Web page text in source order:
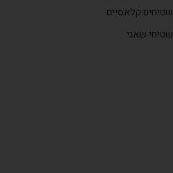
שטיחים קלאסיים
שטיחי שאגי